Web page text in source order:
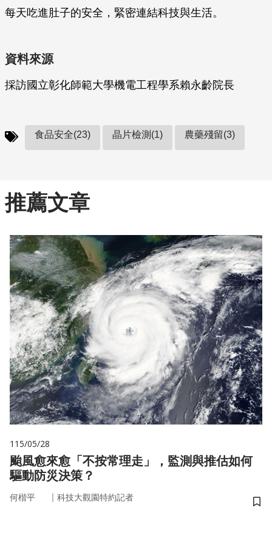
每天吃進肚子的安全，緊密連結科技與生活。
資料來源
採訪國立彰化師範大學機電工程學系賴永齡院長
食品安全(23) 晶片檢測(1) 農藥殘留(3)
推薦文章
115/05/28
颱風愈來愈「不按常理走」，監測與推估如何
驅動防災決策？
何楷平 ｜ 科技大觀園特約記者
儲